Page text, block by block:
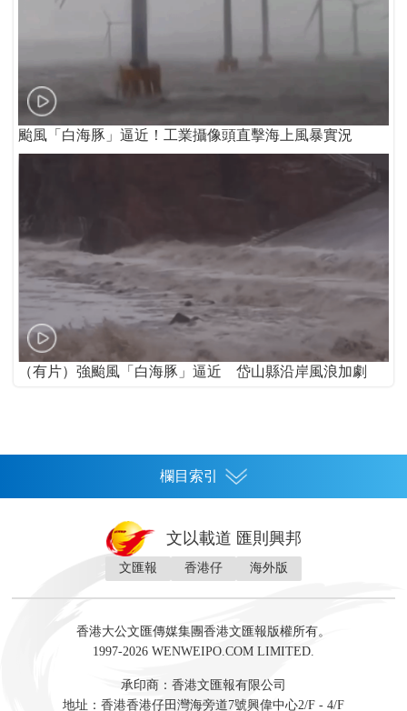
颱風「白海豚」逼近！工業攝像頭直擊海上風暴實況
（有片）強颱風「白海豚」逼近 岱山縣沿岸風浪加劇
欄目索引
灣區人
財經 地產 投資 財評 數字經濟
訪談 直播 經湋論
文以載道 匯則興邦
文匯報 香港仔 海外版
香港大公文匯傳媒集團香港文匯報版權所有。
1997-2026 WENWEIPO.COM LIMITED.
承印商：香港文匯報有限公司
地址：香港香港仔田灣海旁道7號興偉中心2/F - 4/F